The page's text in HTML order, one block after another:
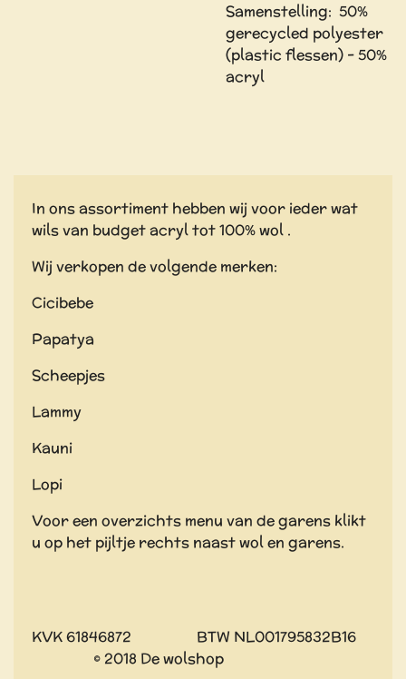
Samenstelling: 50%
gerecycled polyester
(plastic flessen) - 50%
acryl
In ons assortiment hebben wij voor ieder wat
wils van budget acryl tot 100% wol .
Wij verkopen de volgende merken:
Cicibebe
Papatya
Scheepjes
Lammy
Kauni
Lopi
Voor een overzichts menu van de garens klikt
u op het pijltje rechts naast wol en garens.
KVK 61846872 BTW NL001795832B16
© 2018 De wolshop